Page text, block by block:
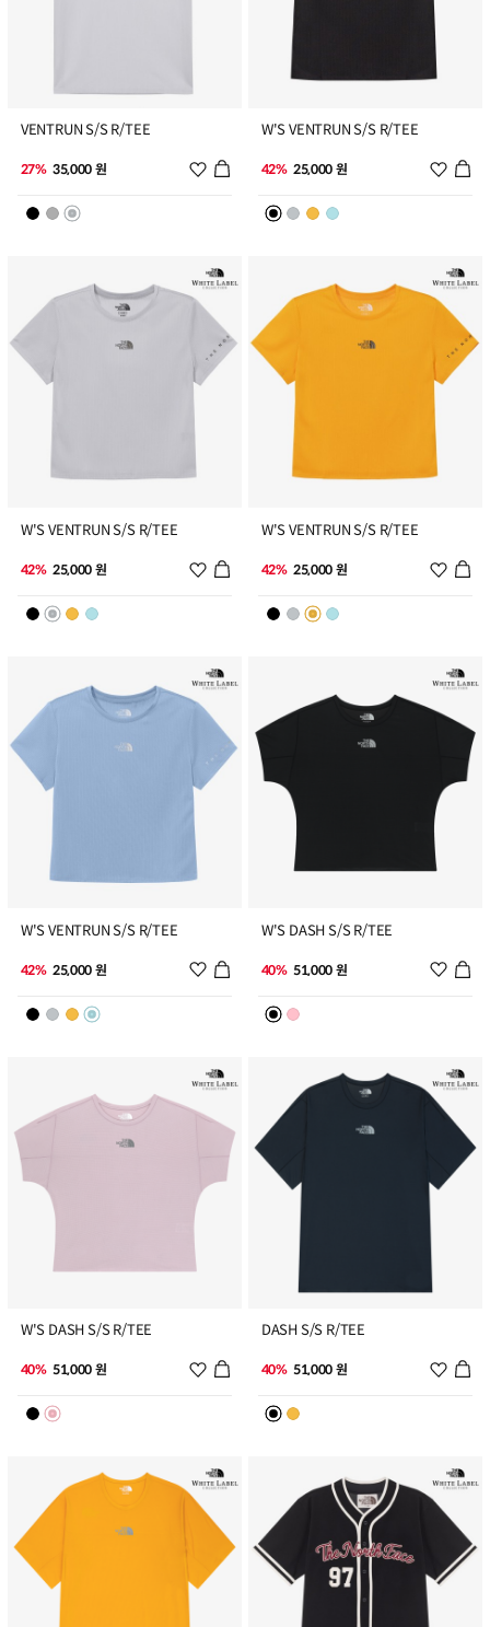
VENTRUN S/S R/TEE
35,000 원
27% 위시리스트 추가
W'S VENTRUN S/S R/TEE
25,000 원
42% 위시
W'S VENTRUN S/S R/TEE
25,000 원
42% 위시리스트 추가
W'S VENTRUN S/S R/TEE
25,000 원
42% 위시
W'S VENTRUN S/S R/TEE
25,000 원
42% 위시리스트 추가
W'S DASH S/S R/TEE
51,000 원
40% 위시
W'S DASH S/S R/TEE
51,000 원
40% 위시리스트 추가
DASH S/S R/TEE
51,000 원
40% 위시